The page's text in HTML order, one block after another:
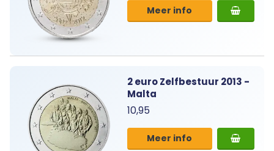
Meer info
2 euro Zelfbestuur 2013 -
Malta
10,95
Meer info